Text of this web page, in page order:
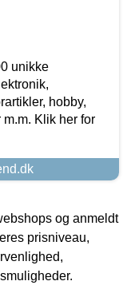
unikke
hobby,
Klik her for
og anmeldt
prisniveau,